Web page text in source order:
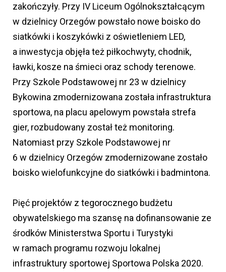
zakończyły. Przy IV Liceum Ogólnokształcącym
w dzielnicy Orzegów powstało nowe boisko do
siatkówki i koszykówki z oświetleniem LED,
a inwestycja objęła też piłkochwyty, chodnik,
ławki, kosze na śmieci oraz schody terenowe.
Przy Szkole Podstawowej nr 23 w dzielnicy
Bykowina zmodernizowana została infrastruktura
sportowa, na placu apelowym powstała strefa
gier, rozbudowany został też monitoring.
Natomiast przy Szkole Podstawowej nr
6 w dzielnicy Orzegów zmodernizowane zostało
boisko wielofunkcyjne do siatkówki i badmintona.
Pięć projektów z tegorocznego budżetu
obywatelskiego ma szansę na dofinansowanie ze
środków Ministerstwa Sportu i Turystyki
w ramach programu rozwoju lokalnej
infrastruktury sportowej Sportowa Polska 2020.